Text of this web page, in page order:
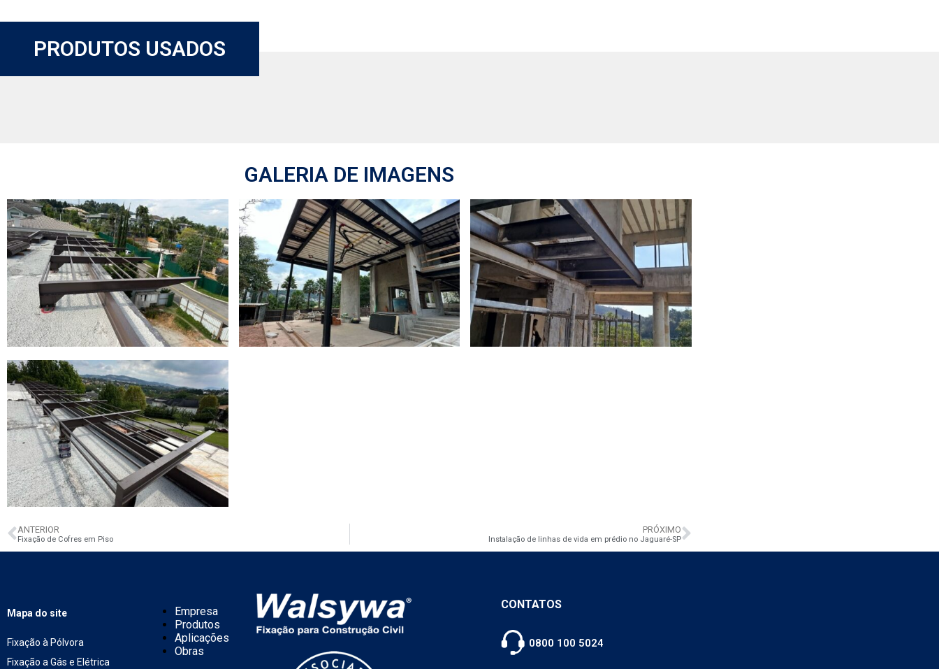
PRODUTOS USADOS
GALERIA DE IMAGENS
ANTERIOR
Fixação de Cofres em Piso
PRÓXIMO
Instalação de linhas de vida em prédio no Jaguaré-SP
Mapa do site
Fixação à Pólvora
Fixação a Gás e Elétrica
Empresa
Produtos
Aplicações
Obras
CONTATOS
0800 100 5024